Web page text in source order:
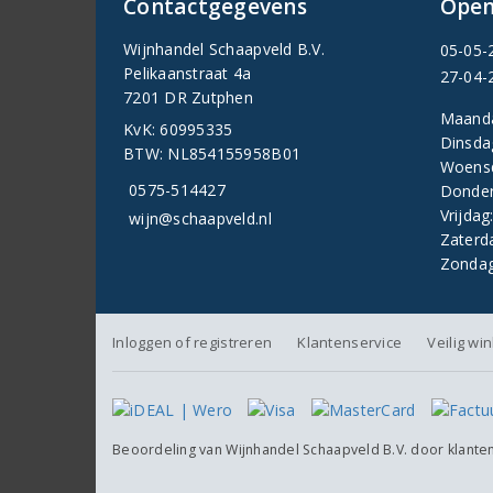
Contactgegevens
Wijnhandel Schaapveld B.V.
Pelikaanstraat 4a
7201 DR Zutphen
KvK: 60995335
BTW: NL854155958B01
0575-514427
wijn@schaapveld.nl
05-05-
27-
Vrijdag:
Inloggen of registreren Klantenservice Veilig
Beoordeling vanWijnhandel Schaapveld B.V. door